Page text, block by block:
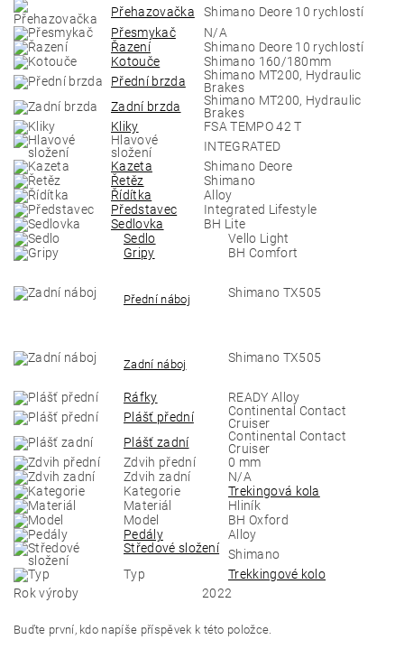
Přehazovačka
Shimano Deore 10 rychlostí
Přesmykač
N/A
Řazení
Shimano Deore 10 rychlostí
Kotouče
Shimano 160/180mm
Přední brzda
Shimano MT200, Hydraulic
Brakes
Zadní brzda
Shimano MT200, Hydraulic
Brakes
Kliky
FSA TEMPO 42 T
Hlavové
složení
INTEGRATED
Kazeta
Shimano Deore
Řetěz
Shimano
Řídítka
Alloy
Představec
Integrated Lifestyle
Sedlovka
BH Lite
Sedlo
Vello Light
Gripy
BH Comfort
Přední náboj Shimano TX505
Zadní náboj Shimano TX505
Ráfky
READY Alloy
Plášť přední
Continental Contact
Cruiser
Plášť zadní
Continental Contact
Cruiser
Zdvih přední
0 mm
Zdvih zadní
N/A
Kategorie
Trekingová kola
Materiál
Hliník
Model
BH Oxford
Pedály
Alloy
Středové složení
Shimano
Typ
Trekkingové kolo
Rok výroby
2022
Buďte první, kdo napíše příspěvek k této položce.